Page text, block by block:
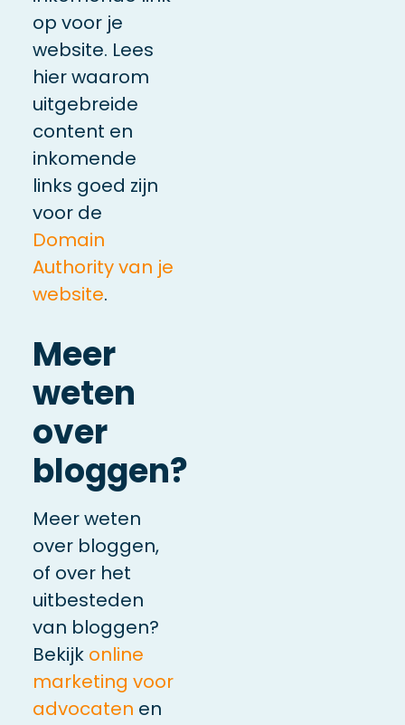
op voor je
website. Lees
hier waarom
uitgebreide
content en
inkomende
links goed zijn
voor de
Domain
Authority van je
website.
Meer
weten
over
bloggen?
Meer weten
over bloggen,
of over het
uitbesteden
van bloggen?
Bekijk online
marketing voor
advocaten en